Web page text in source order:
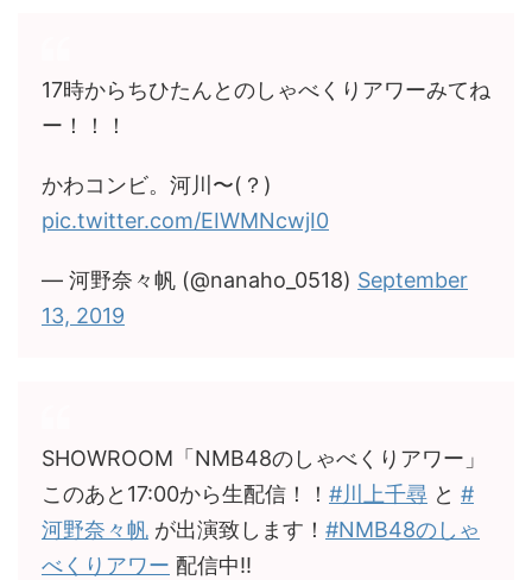
17時からちひたんとのしゃべくりアワーみてね
ー！！！
かわコンビ。河川〜(？)
pic.twitter.com/EIWMNcwjI0
— 河野奈々帆 (@nanaho_0518) September
13, 2019
SHOWROOM「NMB48のしゃべくりアワー」
このあと17:00から生配信！！ #川上千尋 と #
河野奈々帆 が出演致します！ #NMB48のしゃ
べくりアワー 配信中!!